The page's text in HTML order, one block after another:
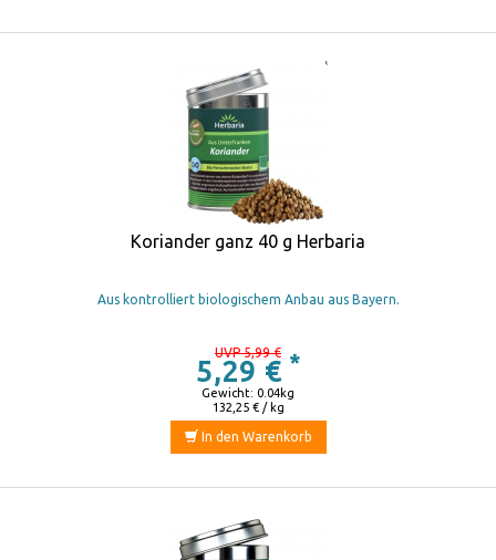
Koriander ganz 40 g Herbaria
Aus kontrolliert biologischem Anbau aus Bayern.
UVP 5,99 €
5,29 € *
132,25 € / kg
Gewicht: 0.04kg
In den Warenkorb